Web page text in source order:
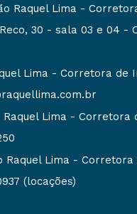
30 - sala 03 e 04 -
(locações)